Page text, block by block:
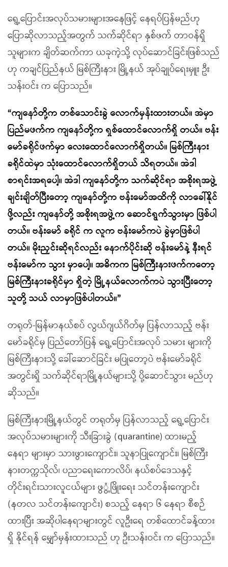
ရွေ့ပြောင်းအလုပ်သမားများအနေဖြင့် နေရပ်ပြန်မည်ဟု
ပြောဆိုလာသည့်အတွက် သက်ဆိုင်ရာ နှစ်ဖက် တာဝန်ရှိ
သူများက ချိတ်ဆက်ကာ ယခုကဲ့သို့ လုပ်ဆောင်ခြင်းဖြစ်သည်
ဟု ကချင်ပြည်နယ် မြစ်ကြီးနား မြို့နယ် အုပ်ချုပ်ရေးမှူး ဦး
သန်းဝင်း က ပြောသည်။
“ကျနော်တို့က တစ်သောင်းခွဲ လောက်မှန်းထားတယ်။ အဲမှာ
ပြည်မဖက်က ကျနော်တို့က ရှစ်ထောင်လောက်ရှိ တယ်။ ဗန်း
မော်ခရိုင်ဖက်မှာ လေးထောင်လောက်ရှိတယ်။ မြစ်ကြီးနား
ခရိုင်ထဲမှာ သုံးထောင်လောက်ရှိတယ် သိရတယ်။ အဲဒါ
စာရင်းအရပေါ့။ အဲဒါ ကျနော်တို့က သက်ဆိုင်ရာ အစိုးရအဖွဲ့
ချင်းချိတ်ပြီးတော့ ကျနော်တို့က ဗန်းမော်အထိကို လာခေါ်နိုင်
ဖို့လည်း ကျနော်တို့ အစိုးရအဖွဲ့က ဆောင်ရွက်သွားမှာ ဖြစ်ပါ
တယ်။ ဗန်းမော် ခရိုင် က လူက ဗန်းမော်ကပဲ ခွဲမှာဖြစ်ပါ
တယ်။ မိုးညှင်းဆိုရင်လည်း နောက်ပိုင်းဆို ဗန်းမော်နဲ့ နီးရင်
ဗန်းမော်က သွား မှာပေါ့။ အဓိကက မြစ်ကြီးနားဖက်ကတော့
မြစ်ကြီးနားခရိုင်မှာ ရှိတဲ့ မြို့နယ်လောက်ကပဲ သွားပြီးတော့
သူတို့ သယ် လာမှာဖြစ်ပါတယ်။”
တရုတ်-မြန်မာနယ်စပ် လွယ်ဂျယ်ဂိတ်မှ ပြန်လာသည့် ဗန်း
မော်ခရိုင်မှ ပြည်တော်ပြန် ရွေ့ပြောင်းအလုပ် သမား များကို
မြစ်ကြီးနားသို့ ခေါ်ဆောင်ခြင်း မပြုတော့ပဲ ဗန်းမော်ခရိုင်
အတွင်းရှိ သက်ဆိုင်ရာမြို့နယ်များသို့ ပို့ဆောင်သွား မည်ဟု
ဆိုသည်။
မြစ်ကြီးနားမြို့နယ်တွင် တရုတ်မှ ပြန်လာသည့် ရွေ့ပြောင်း
အလုပ်သမားများကို သီးခြားခွဲ (quarantine) ထားမည့်
နေရာ များမှာ သားဖွားကျောင်း၊ သူနာပြုကျောင်း၊ မြစ်ကြီး
နားတက္ကသိုလ်၊ ပညာရေးကောလိပ်၊ နယ်စပ်ဒေသနှင့်
တိုင်းရင်းသားလူငယ်များ ဖွွံ့ဖြိုးရေး သင်တန်းကျောင်း
(နတလ သင်တန်းကျောင်း) စသည့် နေရာ ၆ နေရာ စီစဉ်
ထားပြီး အဆိုပါနေရာများတွင် လူဦးရေ တစ်ထောင်ခန့်ထား
ရှိ နိုင်ရန် မျှော်မှန်းထားသည် ဟု ဦးသန်းဝင်း က ပြောသည်။